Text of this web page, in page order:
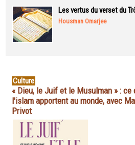
Les vertus du verset du
Housman Omarjee
Culture
« Dieu, le Juif et le Musulman » :
l'islam apportent au monde, avec
Privot